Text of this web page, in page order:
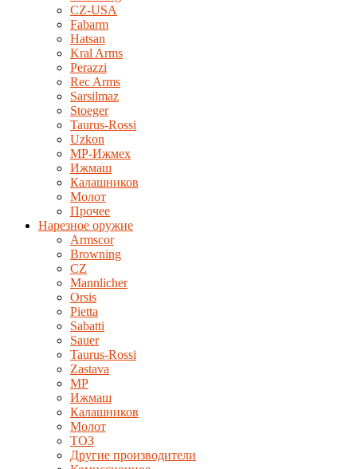
CZ-USA
Fabarm
Hatsan
Kral Arms
Perazzi
Rec Arms
Sarsilmaz
Stoeger
Taurus-Rossi
Uzkon
MP-Ижмех
Ижмаш
Калашников
Молот
Прочее
Нарезное оружие
Armscor
Browning
CZ
Mannlicher
Orsis
Pietta
Sabatti
Sauer
Taurus-Rossi
Zastava
MP
Ижмаш
Калашников
Молот
ТОЗ
Другие производители